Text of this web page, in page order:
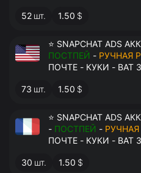
52 шт. 1.50 $
ПОСТПЕЙ - РУЧНАЯ
ПОЧТЕ - КУКИ - ВАТ
73 шт. 1.50 $
⭐ SNAPCHAT ADS АККАУНТЫ ⭐
- ПОСТПЕЙ -
ПОЧТЕ - КУКИ - ВАТ
30 шт. 1.50 $